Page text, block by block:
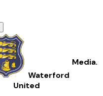
Waterford
United
Media.